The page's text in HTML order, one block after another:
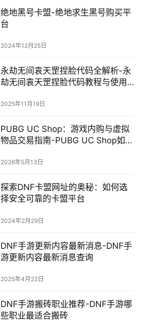
绝地黑号卡盟-绝地求生黑号购买平
台
2024年12月25日
永劫无间袁天罡捏脸代码全解析-永
劫无间袁天罡捏脸代码教程与使用
2025年11月19日
PUBG UC Shop：游戏内购与虚拟
物品交易指南-PUBG UC Shop如何
2026年5月13日
探索DNF卡盟网址的奥秘：如何选
择安全可靠的卡盟平台
2024年2月29日
DNF手游更新内容最新消息-DNF手
游更新内容最新消息查询
2025年4月22日
DNF手游搬砖职业推荐-DNF手游哪
些职业最适合搬砖